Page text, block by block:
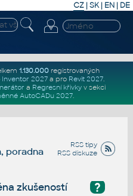
CZ | SK| EN | DE
1.130.000registrovaných
Inventor 2027a pro Revit 2027.
a Regresní křivkyv sekci
AutoCADu 2027.
RSS tipy
RSS diskuze
poradna
?
zkušeností